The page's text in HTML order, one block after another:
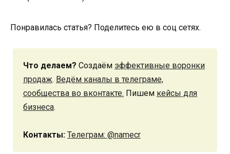
Понравилась статья? Поделитесь ею в соц сетях.
Что делаем? Создаём эффективные воронки
продаж. Ведём каналы в телеграме,
сообщества во вконтакте. Пишем кейсы для
бизнеса.
Контакты: Телеграм: @namecr